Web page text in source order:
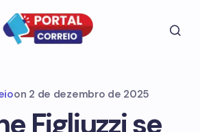
on 2 de dezembro de 2025
Figliuzzi se